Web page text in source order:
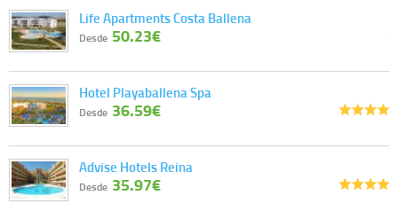
Life Apartments Costa Ballena
Desde 50.23€
Hotel Playaballena Spa
Desde 36.59€
Advise Hotels Reina
Desde 35.97€